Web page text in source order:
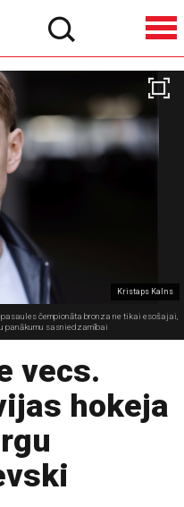
Kristaps Kalns
čempionāta bronza ne tikai esošajai,
panākumu sasniedzamībai
vecs.
hokeja